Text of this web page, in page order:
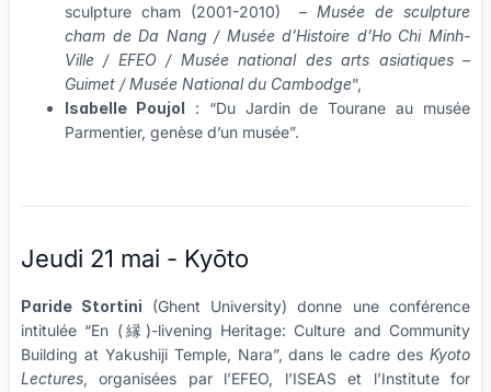
sculpture cham (2001-2010) –Musée de sculpture
cham de Da Nang / Musée d’Histoire d’Ho Chi Minh-
Ville / EFEO / Musée national des arts asiatiques –
Guimet / Musée National du Cambodge”,
Isabelle Poujol : “Du Jardin de Tourane au musée
Parmentier, genèse d’un musée”.
Jeudi 21 mai - Kyōto
Paride Stortini (Ghent University) donne une conférence
intitulée “En (縁)-livening Heritage: Culture and Community
Building at Yakushiji Temple, Nara”, dans le cadre des Kyoto
Lectures, organisées par l’EFEO, l’ISEAS et l’Institute for